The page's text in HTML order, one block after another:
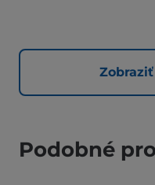
Podobné